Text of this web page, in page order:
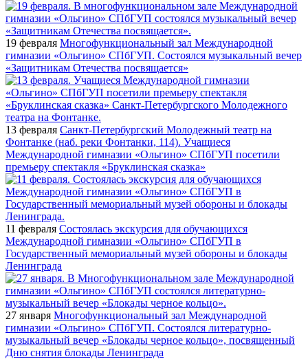
19 февраля Многофункциональный зал Международной
гимназии «Ольгино» СПбГУП. Состоялся музыкальный вечер
«Защитникам Отечества посвящается»
13 февраля Санкт-Петербургский Молодежный театр на
Фонтанке (наб. реки Фонтанки, 114). Учащиеся
Международной гимназии «Ольгино» СПбГУП посетили
премьеру спектакля «Бруклинская сказка»
11 февраля Состоялась экскурсия для обучающихся
Международной гимназии «Ольгино» СПбГУП в
Государственный мемориальный музей обороны и блокады
Ленинграда
27 января Многофункциональный зал Международной
гимназии «Ольгино» СПбГУП. Состоялся литературно-
музыкальный вечер «Блокады черное кольцо», посвященный
Дню снятия блокады Ленинграда